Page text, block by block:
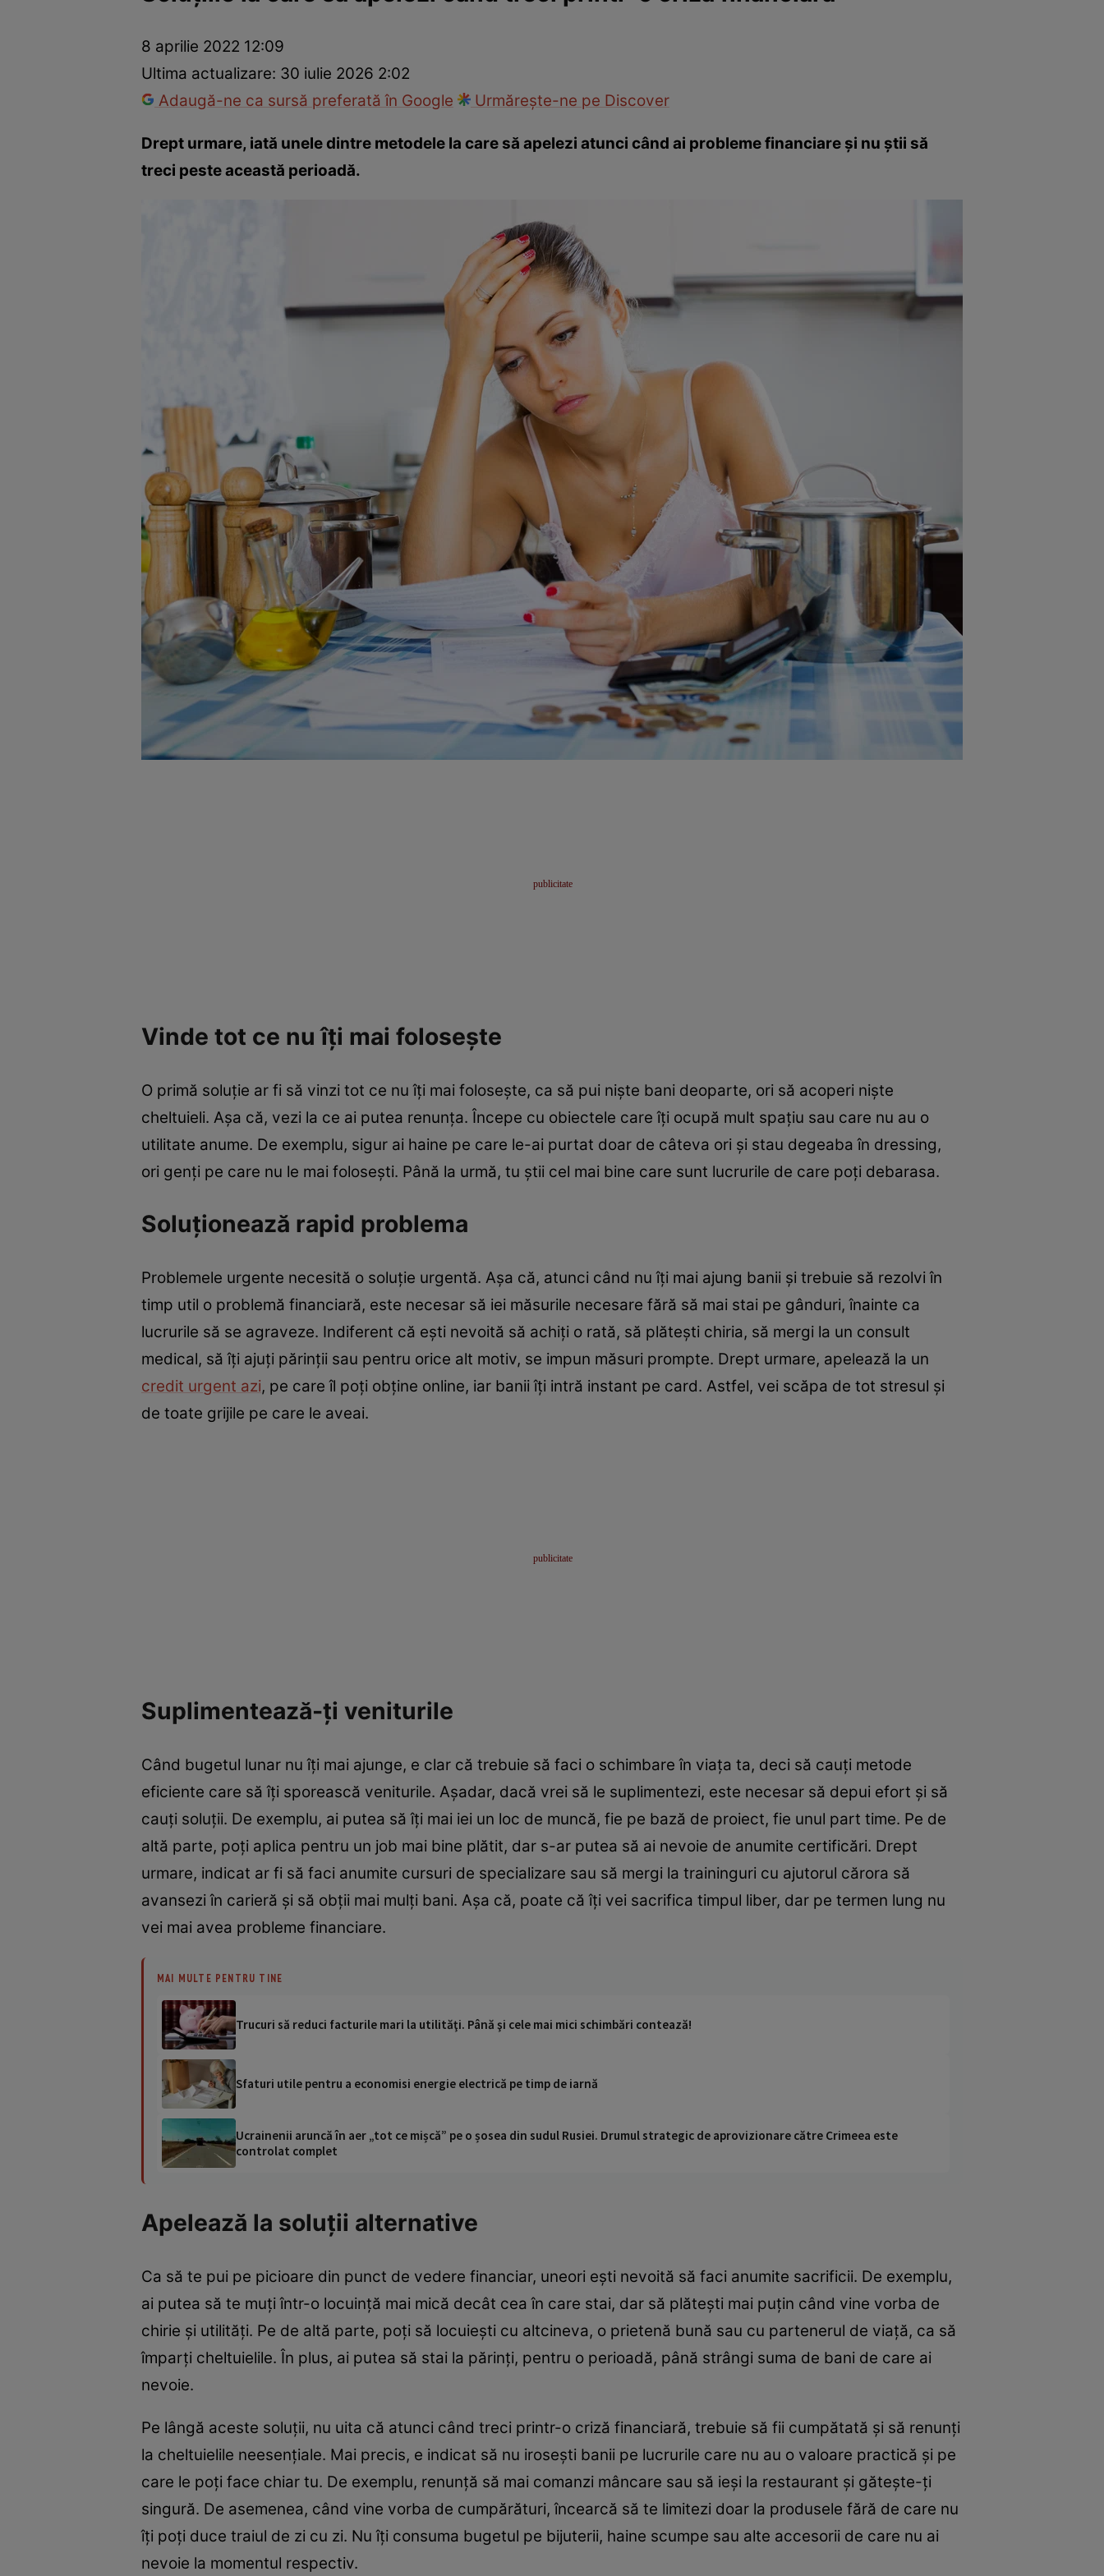
Dezvoltare personalăÎngrijire personalăCasă și grădină
8 aprilie 2022 12:09
Ultima actualizare: 30 iulie 2026 2:02
Adaugă-ne ca sursă preferată în Google
Urmărește-ne pe Discover
Drept urmare, iată unele dintre metodele la care să apelezi atunci când ai probleme financiare și nu știi să
treci peste această perioadă.
Vinde tot ce nu îți mai folosește
O primă soluție ar fi să vinzi tot ce nu îți mai folosește, ca să pui niște bani deoparte, ori să acoperi niște
cheltuieli. Așa că, vezi la ce ai putea renunța. Începe cu obiectele care îți ocupă mult spațiu sau care nu au o
utilitate anume. De exemplu, sigur ai haine pe care le-ai purtat doar de câteva ori și stau degeaba în dressing,
ori genți pe care nu le mai folosești. Până la urmă, tu știi cel mai bine care sunt lucrurile de care poți debarasa.
Soluționează rapid problema
Problemele urgente necesită o soluție urgentă. Așa că, atunci când nu îți mai ajung banii și trebuie să rezolvi în
timp util o problemă financiară, este necesar să iei măsurile necesare fără să mai stai pe gânduri, înainte ca
lucrurile să se agraveze. Indiferent că ești nevoită să achiți o rată, să plătești chiria, să mergi la un consult
medical, să îți ajuți părinții sau pentru orice alt motiv, se impun măsuri prompte. Drept urmare, apelează la un
credit urgent azi, pe care îl poți obține online, iar banii îți intră instant pe card. Astfel, vei scăpa de tot stresul și
de toate grijile pe care le aveai.
Suplimentează-ți veniturile
Când bugetul lunar nu îți mai ajunge, e clar că trebuie să faci o schimbare în viața ta, deci să cauți metode
eficiente care să îți sporească veniturile. Așadar, dacă vrei să le suplimentezi, este necesar să depui efort și să
cauți soluții. De exemplu, ai putea să îți mai iei un loc de muncă, fie pe bază de proiect, fie unul part time. Pe de
altă parte, poți aplica pentru un job mai bine plătit, dar s-ar putea să ai nevoie de anumite certificări. Drept
urmare, indicat ar fi să faci anumite cursuri de specializare sau să mergi la traininguri cu ajutorul cărora să
avansezi în carieră și să obții mai mulți bani. Așa că, poate că îți vei sacrifica timpul liber, dar pe termen lung nu
vei mai avea probleme financiare.
MAI MULTE PENTRU TINE
Trucuri să reduci facturile mari la utilităţi. Până şi cele mai mici schimbări contează!
Sfaturi utile pentru a economisi energie electrică pe timp de iarnă
Ucrainenii aruncă în aer „tot ce mișcă” pe o șosea din sudul Rusiei. Drumul strategic de aprovizionare către Crimeea este
controlat complet
Apelează la soluții alternative
Ca să te pui pe picioare din punct de vedere financiar, uneori ești nevoită să faci anumite sacrificii. De exemplu,
ai putea să te muți într-o locuință mai mică decât cea în care stai, dar să plătești mai puțin când vine vorba de
chirie și utilități. Pe de altă parte, poți să locuiești cu altcineva, o prietenă bună sau cu partenerul de viață, ca să
împarți cheltuielile. În plus, ai putea să stai la părinți, pentru o perioadă, până strângi suma de bani de care ai
nevoie.
Pe lângă aceste soluții, nu uita că atunci când treci printr-o criză financiară, trebuie să fii cumpătată și să renunți
la cheltuielile neesențiale. Mai precis, e indicat să nu irosești banii pe lucrurile care nu au o valoare practică și pe
care le poți face chiar tu. De exemplu, renunță să mai comanzi mâncare sau să ieși la restaurant și gătește-ți
singură. De asemenea, când vine vorba de cumpărături, încearcă să te limitezi doar la produsele fără de care nu
îți poți duce traiul de zi cu zi. Nu îți consuma bugetul pe bijuterii, haine scumpe sau alte accesorii de care nu ai
nevoie la momentul respectiv.